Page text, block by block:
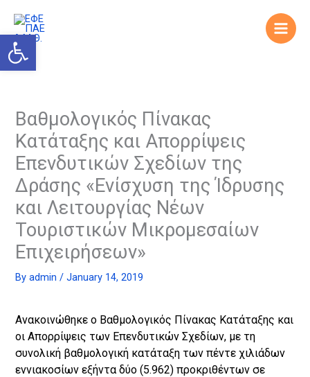
content
Βαθμολογικός Πίνακας
Κατάταξης και Απορρίψεις
Επενδυτικών Σχεδίων της
Δράσης «Ενίσχυση της Ίδρυσης
και Λειτουργίας Νέων
Τουριστικών Μικρομεσαίων
Επιχειρήσεων»
Byadmin/January 14, 2019
Ανακοινώθηκε ο Βαθμολογικός Πίνακας Κατάταξης και
οι Απορρίψεις των Επενδυτικών Σχεδίων, με τη
συνολική βαθμολογική κατάταξη των πέντε χιλιάδων
εννιακοσίων εξήντα δύο (5.962) προκριθέντων σε
Open toolbar